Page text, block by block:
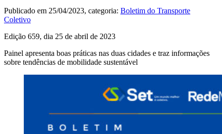
Publicado em 25/04/2023, categoria: Boletim do Transporte
Coletivo
Edição 659, dia 25 de abril de 2023
Painel apresenta boas práticas nas duas cidades e traz informações
sobre tendências de mobilidade sustentável